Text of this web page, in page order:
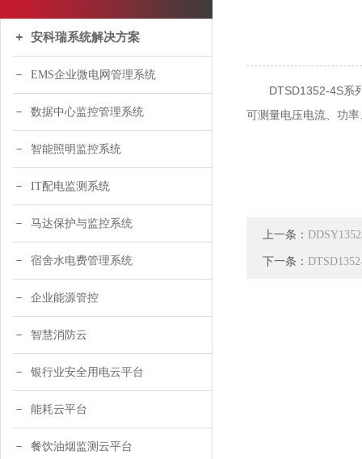
安科瑞系统解决方案
EMS企业微电网管理系统
数据中心监控管理系统
智能照明监控系统
IT配电监测系统
马达保护与监控系统
宿舍水电费管理系统
企业能源管控
智慧消防云
银行业安全用电云平台
能耗云平台
餐饮油烟监测云平台
DTSD1352-4S系列
可测量电压电流、功
上一条：
下一条：